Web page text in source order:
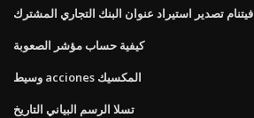
فيتنام تصدير استيراد عنوان البنك التجاري المشترك
كيفية حساب مؤشر الصعوبة
وسيط acciones المكسيك
تسلا الرسم البياني التاريخ